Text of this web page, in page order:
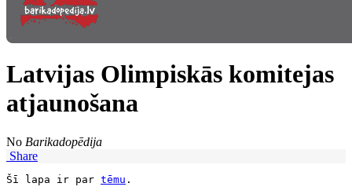
Latvijas Olimpiskās komitejas
atjaunošana
No Barikadopēdija
Share
Šī lapa ir par tēmu